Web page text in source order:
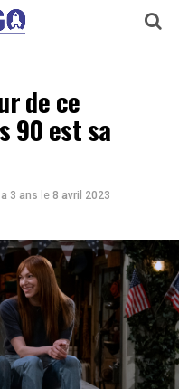
de ce
90 est sa
3 ans le 8 avril 2023